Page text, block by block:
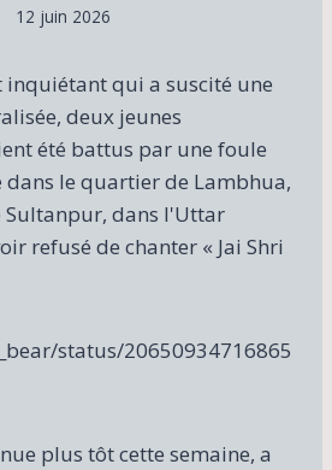
12 juin 2026
qui a suscité une
deux jeunes
été battus par une foule
le quartier de Lambhua,
dans l'Uttar
refusé de chanter « Jai Shri
status/20650934716865
plus tôt cette semaine, a